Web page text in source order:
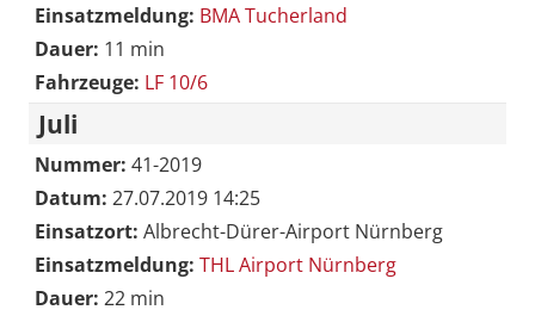
Einsatzmeldung: BMA Tucherland
Dauer: 11 min
Fahrzeuge: LF 10/6
Juli
Nummer: 41-2019
Datum: 27.07.2019 14:25
Einsatzort: Albrecht-Dürer-Airport Nürnberg
Einsatzmeldung: THL Airport Nürnberg
Dauer: 22 min